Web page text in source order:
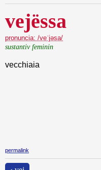
vejëssa
pronuncia: /veˈjəsa/
sustantiv feminin
vecchiaia
permalink